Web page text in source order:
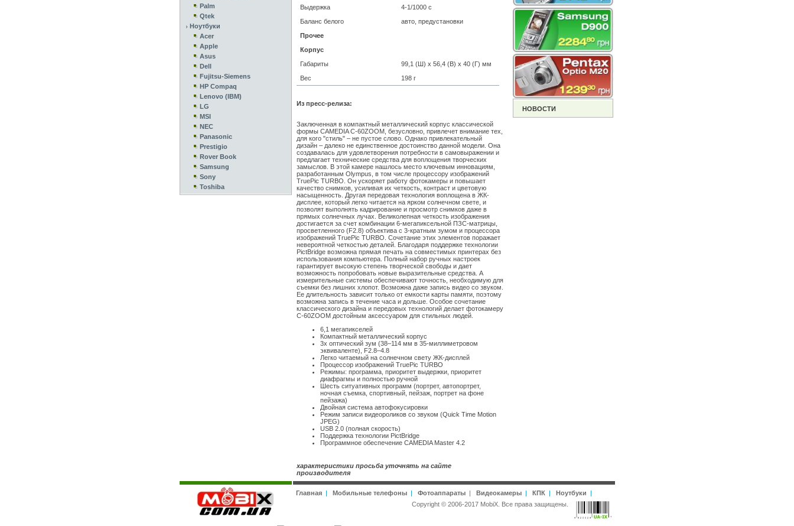
Palm
Qtek
Ноутбуки
Acer
Apple
Asus
Dell
Fujitsu-Siemens
HP Compaq
Lenovo (IBM)
LG
MSI
NEC
Panasonic
Prestigio
Rover Book
Samsung
Sony
Toshiba
Выдержка
4-1/1000 с
Баланс белого
авто, предустановки
Прочее
Корпус
Габариты
99,1 (Ш) x 56,4 (В) x 40 (Г) мм
Вес
198 г
Из пресс-релиза:
Заключенная в компактный металлический корпус классической
формы CAMEDIA C-60ZOOM, безусловно, привлечет внимание тех,
для кого "стиль" – не пустое слово. Однако привлекательный
дизайн – далеко не единственное достоинство данной модели. Она
создавалась для удовлетворения потребности в самовыражении и
предлагает технические средства для воплощения творческих
замыслов. В этой камере нашлось место ключевым инновациям,
разработанным Olympus, в том числе процессору изображений
TruePic TURBO. Он ускоряет работу фотокамеры и повышает
качество снимков, усиливая их четкость, контраст и цветовую
насыщенность. Другая передовая технология воплощена в ЖК-
дисплее, который легко читается на ярком солнечном свете, и
позволят выполнять кадрирование и просмотр снимков даже в
прямых солнечных лучах. Великолепная четкость изображения
достигается за счет комбинации 6-мегапиксельной ПЗС-матрицы,
просветленного (F2.8) объектива с 3-кратным зумом и процессора
изображений TruePic TURBO. Сочетание этих элементов поражает
невероятной четкостью деталей. Благодаря поддержке технологии
PictBridge возможна прямая печать на совместимых принтерах без
использования компьютера. Полный набор ручных настроек
гарантирует высокую степень творческой свободы и дает
возможность попробовать новые выразительные средства. А
измерительные системы обеспечивают точность, необходимую для
съемки без лишних хлопот. Возможна даже запись видео со звуком.
Ее длительность зависит только от емкости карты памяти, поэтому
возможна запись в течение часа и дольше. Особое сочетание
классического дизайна и передовых технологий делает фотокамеру
C-60ZOOM достойным аксессуаром для стильных людей.
6,1 мегапикселей
Компактный металлический корпус
3x оптический зум (38–114 мм в 35-миллиметровом
эквиваленте), F2.8–4.8
Легко читаемый на солнечном свету ЖК-дисплей
Процессор изображений TruePic TURBO
Режимы: программа, приоритет выдержки, приоритет
диафрагмы и полностью ручной
Шесть ситуативных программ (портрет, автопортрет,
ночная съемка, спортивный, пейзаж, портрет на фоне
пейзажа)
Двойная система автофокусировки
Режим записи видеороликов со звуком (Quick Time Motion
JPEG)
USB 2.0 (полная скорость)
Поддержка технологии PictBridge
Программное обеспечение CAMEDIA Master 4.2
характеристики просьба уточнять на сайте
производителя
НОВОСТИ
Главная| Мобильные телефоны| Фотоаппараты| Видеокамеры| КПК | Ноутбуки |
Copyright © 2006-2017 MobiX. Все права защищены.